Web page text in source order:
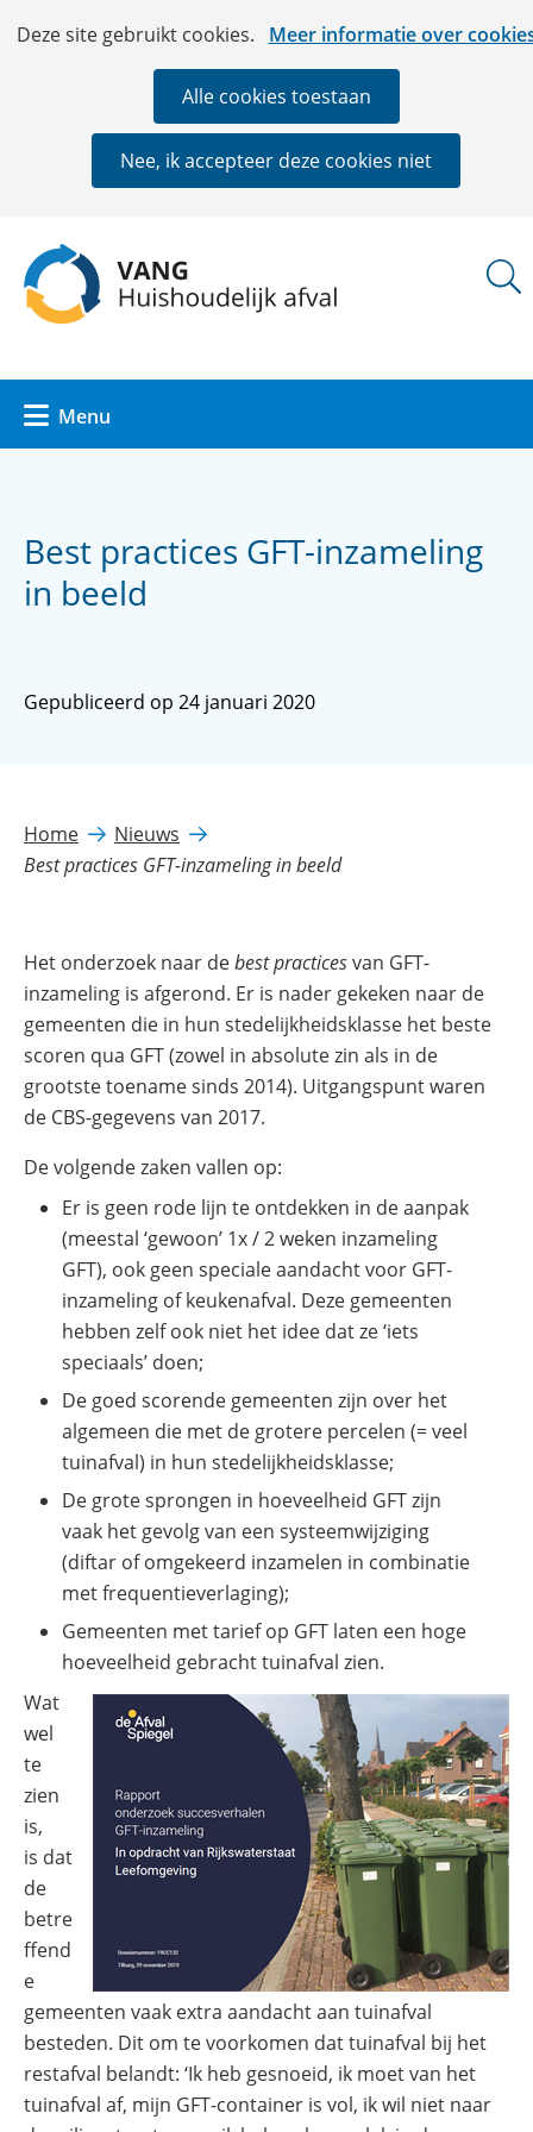
Cookies
Deze site gebruikt cookies. Meer informatie over
Hier
deze
website
worden
of
geweigerd.
Alle cookies toestaan
Nee, ik accepteer deze cookies niet
Ga
de
inhoud
Menu
Best practices GFT-inzameling
in beeld
Gepubliceerd op 24 januari 2020
Home
Nieuws
Best practices GFT-inzameling in beeld
Het onderzoek naar debest practicesvan GFT-
inzameling is afgerond. Er is nader gekeken naar de
gemeenten die in hun stedelijkheidsklasse het beste
scoren qua GFT (zowel in absolute zin als in de
grootste toename sinds 2014). Uitgangspunt waren
de CBS-gegevens van 2017.
De volgende zaken vallen op:
Er is geen rode lijn te ontdekken in de aanpak
(meestal ‘gewoon’ 1x / 2 weken inzameling
GFT), ook geen speciale aandacht voor GFT-
inzameling of keukenafval. Deze gemeenten
hebben zelf ook niet het idee dat ze ‘iets
speciaals’ doen;
De goed scorende gemeenten zijn over het
algemeen die met de grotere percelen (= veel
tuinafval) in hun stedelijkheidsklasse;
De grote sprongen in hoeveelheid GFT zijn
vaak het gevolg van een systeemwijziging
(diftar of omgekeerd inzamelen in combinatie
met frequentieverlaging);
Gemeenten met tarief op GFT laten een hoge
hoeveelheid gebracht tuinafval zien.
(opent
in
nieuw
venster)
Wat
wel
te
zien
is,
is dat
de
betre
ffend
e
gemeenten vaak extra aandacht aan tuinafval
besteden. Dit om te voorkomen dat tuinafval bij het
restafval belandt: ‘Ik heb gesnoeid, ik moet van het
tuinafval af, mijn GFT-container is vol, ik wil niet naar